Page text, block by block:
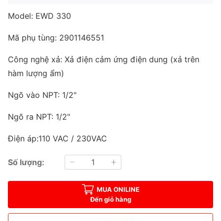
Model: EWD 330
Mã phụ tùng: 2901146551
Công nghệ xả: Xả điện cảm ứng điện dung (xả trên
hàm lượng ẩm)
Ngõ vào NPT: 1/2"
Ngõ ra NPT: 1/2"
Điện áp:110 VAC / 230VAC
Số lượng:
MUA ONILINE
Đến giỏ hàng